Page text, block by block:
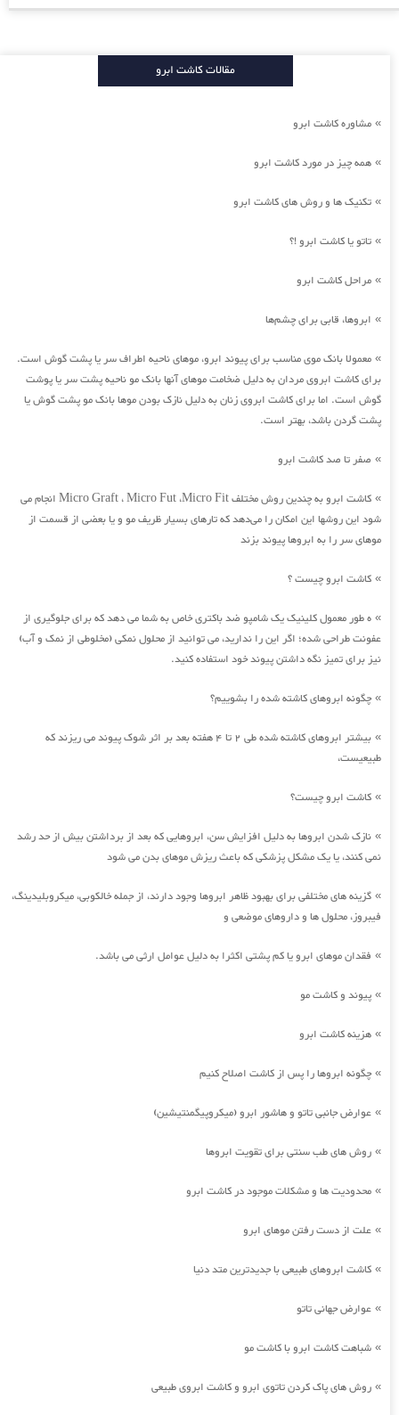
مقالات کاشت ابرو
» مشاوره کاشت ابرو
» همه چیز در مورد کاشت ابرو
» تکنیک ها و روش های کاشت ابرو
» تاتو یا کاشت ابرو !؟
» مراحل کاشت ابرو
» ابروها، قابی برای چشم‌ها
» معمولا بانک موی مناسب برای پیوند ابرو، موهای ناحیه اطراف سر یا پشت گوش است.
برای کاشت ابروی مردان به دلیل ضخامت موهای آنها بانک مو ناحیه پشت سر یا پوشت
گوش است. اما برای کاشت ابروی زنان به دلیل نازک بودن موها بانک مو پشت گوش یا
پشت گردن باشد، بهتر است.
» صفر تا صد کاشت ابرو
»
کاشت ابرو به چندین روش مختلف Micro Graft ، Micro Fut ،Micro Fit انجام می
شود این روشها این امکان را می‌دهد که تارهای بسیار ظریف مو و یا بعضی از قسمت از
موهای سر را به ابروها پیوند بزند
» کاشت ابرو چیست ؟
» ه طور معمول کلینیک یک شامپو ضد باکتری خاص به شما می دهد که برای جلوگیری از
عفونت طراحی شده؛ اگر این را ندارید، می توانید از محلول نمکی (مخلوطی از نمک و آب)
نیز برای تمیز نگه داشتن پیوند خود استفاده کنید.
» چگونه ابروهای کاشته شده را بشوییم؟
»
بیشتر ابروهای کاشته شده طی 2 تا 4 هفته بعد بر اثر شوک پیوند می ریزند که
طبیعیست،
» کاشت ابرو چیست؟
» نازک شدن ابروها به دلیل افزایش سن، ابروهایی که بعد از برداشتن بیش از حد رشد
نمی کنند، یا یک مشکل پزشکی که باعث ریزش موهای بدن می شود
» گزینه های مختلفی برای بهبود ظاهر ابروها وجود دارند، از جمله خالکوبی، میکروبلیدینگ،
فیبروز، محلول ها و داروهای موضعی و
» فقدان موهای ابرو یا کم پشتی اکثرا به دلیل عوامل ارثی می باشد.
» پیوند و کاشت مو
» هزینه کاشت ابرو
» چگونه ابروها را پس از کاشت اصلاح کنیم
» عوارض جانبی تاتو و هاشور ابرو (میکروپیگمنتیشین)
» روش های طب سنتی برای تقویت ابروها
» محدودیت ها و مشکلات موجود در کاشت ابرو
» علت از دست رفتن موهای ابرو
» کاشت ابروهای طبیعی با جدیدترین متد دنیا
» عوارض جهانی تاتو
» شباهت کاشت ابرو با کاشت مو
» روش های پاک کردن تاتوی ابرو و کاشت ابروی طبیعی